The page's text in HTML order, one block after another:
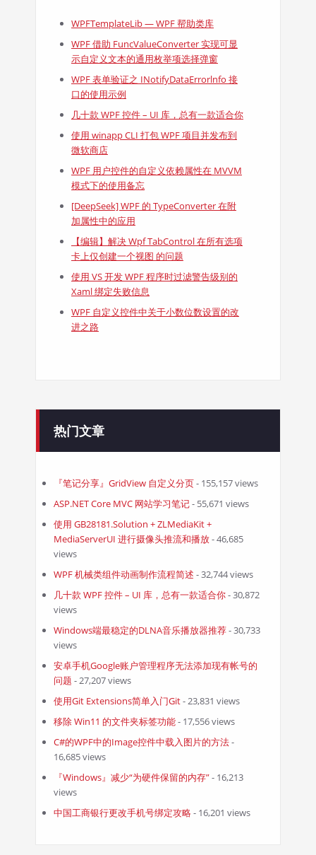
WPFTemplateLib — WPF 帮助类库
WPF 借助 FuncValueConverter 实现可显
示自定义文本的通用枚举项选择弹窗
WPF 表单验证之 INotifyDataErrorlnfo 接
口的使用示例
几十款 WPF 控件 – UI 库，总有一款适合你
使用 winapp CLI 打包 WPF 项目并发布到
微软商店
WPF 用户控件的自定义依赖属性在 MVVM
模式下的使用备忘
[DeepSeek] WPF 的 TypeConverter 在附
加属性中的应用
【编辑】解决 Wpf TabControl 在所有选项
卡上仅创建一个视图 的问题
使用 VS 开发 WPF 程序时过滤警告级别的
Xaml 绑定失败信息
WPF 自定义控件中关于小数位数设置的改
进之路
热门文章
『笔记分享』GridView 自定义分页- 155,157 views
ASP.NET Core MVC 网站学习笔记- 55,671 views
使用 GB28181.Solution + ZLMediaKit +
MediaServerUI 进行摄像头推流和播放- 46,685
views
WPF 机械类组件动画制作流程简述 - 32,744 views
几十款 WPF 控件 – UI 库，总有一款适合你- 30,872
views
Windows端最稳定的DLNA音乐播放器推荐- 30,733
views
安卓手机Google账户管理程序无法添加现有帐号的
问题 - 27,207 views
使用Git Extensions简单入门Git- 23,831 views
移除 Win11 的文件夹标签功能- 17,556 views
C#的WPF中的Image控件中载入图片的方法-
16,685 views
『Windows』减少“为硬件保留的内存”- 16,213
views
中国工商银行更改手机号绑定攻略 - 16,201 views